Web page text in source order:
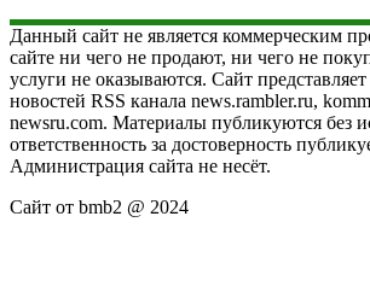
Данный сайт не является коммерческим
сайте ни чего не продают, ни чего не
услуги не оказываются. Сайт
новостей RSS канала news.rambler.ru,
newsru.com. Материалы публикуются без
ответственность за достоверность
Администрация сайта не несёт.
Сайт от bmb2 @ 2024